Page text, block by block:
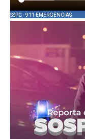
SSPC - 911 EMERGENCIAS